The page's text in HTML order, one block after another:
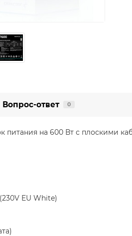
Вопрос-ответ 0
на 600 Вт с плоскими
EU White)